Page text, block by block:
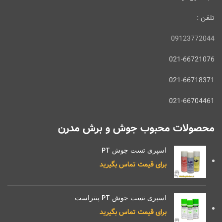
تلفن :
09123772044
021-66721076
021-66718371
021-66704461
محصولات محبوب جوش و برش مدرن
اسپری تست جوش PT
برای قیمت تماس بگیرید
اسپری تست جوش PT پنتراست
برای قیمت تماس بگیرید